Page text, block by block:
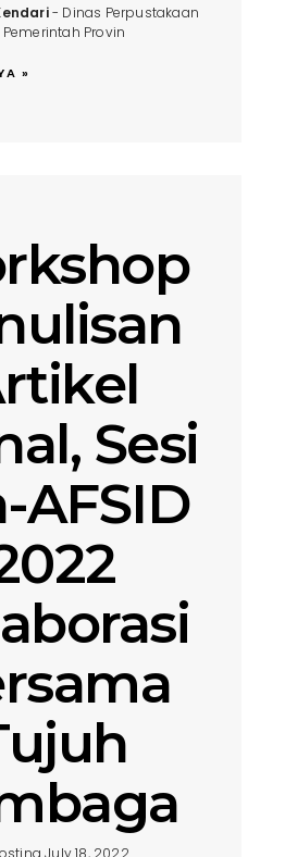
- Dinas Perpustakaan
Provin
»
Sesi
AFSID
July 18, 2022